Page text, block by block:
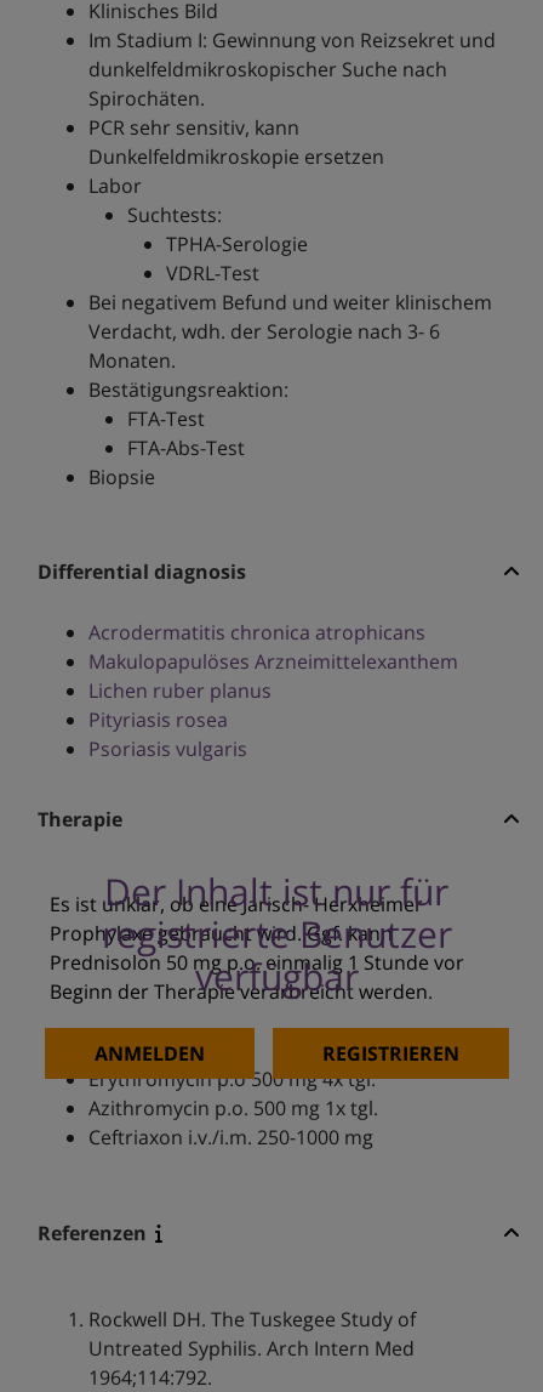
Klinisches Bild
Im Stadium I: Gewinnung von Reizsekret und
dunkelfeldmikroskopischer Suche nach
Spirochäten.
PCR sehr sensitiv, kann
Dunkelfeldmikroskopie ersetzen
Labor
Suchtests:
TPHA-Serologie
VDRL-Test
Bei negativem Befund und weiter klinischem
Verdacht, wdh. der Serologie nach 3- 6
Monaten.
Bestätigungsreaktion:
FTA-Test
FTA-Abs-Test
Biopsie
Differential diagnosis
Acrodermatitis chronica atrophicans
Makulopapulöses Arzneimittelexanthem
Lichen ruber planus
Pityriasis rosea
Psoriasis vulgaris
Therapie
Der Inhalt ist nur für
registrierte Benutzer
verfügbar
ANMELDEN REGISTRIEREN
Es ist unklar, ob eine Jarisch- Herxheimer
Prophylaxe gebraucht wird. Ggf. kann
Prednisolon 50 mg p.o. einmalig 1 Stunde vor
Beginn der Therapie verarbreicht werden.
Bei Penicillin-Allergie:
Erythromycin p.o 500 mg 4x tgl.
Azithromycin p.o. 500 mg 1x tgl.
Ceftriaxon i.v./i.m. 250-1000 mg
Referenzen
Rockwell DH. The Tuskegee Study of
Untreated Syphilis. Arch Intern Med
1964;114:792.